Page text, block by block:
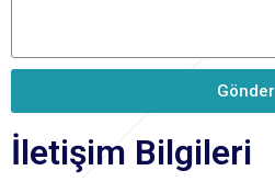
Gönder
İletişim Bilgileri